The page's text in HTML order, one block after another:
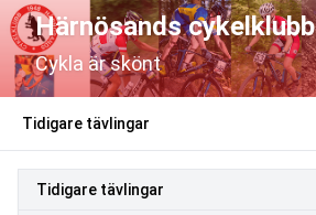
Härnösands cykelklubb
Cykla är skönt
Tidigare tävlingar
Tidigare tävlingar